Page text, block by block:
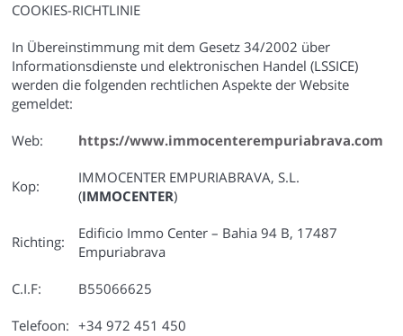
COOKIES-RICHTLINIE
In Übereinstimmung mit dem Gesetz 34/2002 über
Informationsdienste und elektronischen Handel (LSSICE)
werden die folgenden rechtlichen Aspekte der Website
gemeldet:
Web: https://www.immocenterempuriabrava.com
Kop:
IMMOCENTER EMPURIABRAVA, S.L.
(IMMOCENTER)
Richting:
Edificio Immo Center – Bahia 94 B, 17487
Empuriabrava
C.I.F: B55066625
Telefoon: +34 972 451 450